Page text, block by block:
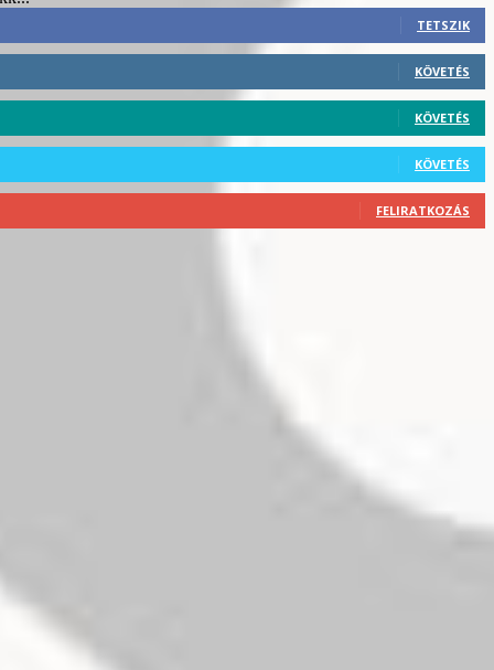
TETSZIK
KÖVETÉS
KÖVETÉS
KÖVETÉS
FELIRATKOZÁS